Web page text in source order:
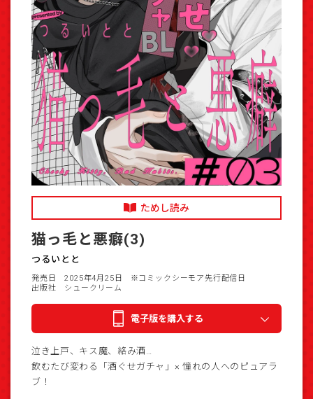
ためし読み
猫っ毛と悪癖(3)
つるいとと
発売日 2025年4月25日
※コミックシーモア先行配信日
出版社 シュークリーム
電子版を購入する
泣き上戸、キス魔、絡み酒…
飲むたび変わる「酒ぐせガチャ」× 憧れの人へのピュアラ
ブ！